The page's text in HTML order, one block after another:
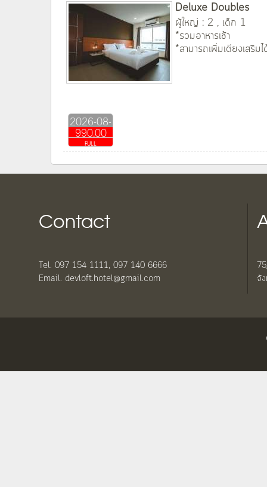
Deluxe Doubles
ผู้ใหญ่ : 2 , เด็ก 1
*รวมอาหารเช้า
*สามารถเพิ่มเตียงเสริม
2026-08-
09
990.00
FULL
Contact
Tel. 097 154 1111, 097 140 6666
Email. devloft.hotel@gmail.com
จั